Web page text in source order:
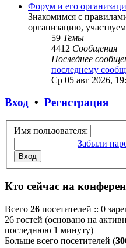
Форум и его
Знакомимся с
организацию,
59 Темы
4412 Сообщения
Последнее
последнему
Ср 05 авг 2026,
Вход • Регистрация
Имя пользователя:
Забыли
Кто сейчас на
Всего 26 посетителей :: 0
26 гостей (основано на
последнюю 1 минуту)
Больше всего посетителей (